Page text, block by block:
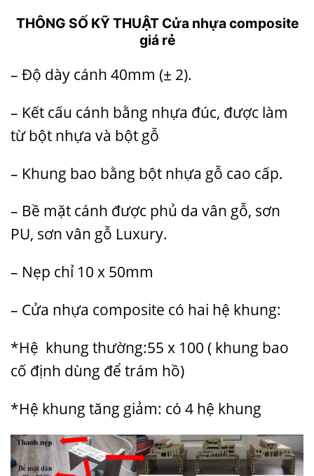
THÔNG SỐ KỸ THUẬT Cửa nhựa composite
giá rẻ
– Độ dày cánh 40mm (± 2).
– Kết cấu cánh bằng nhựa đúc, được làm
từ bột nhựa và bột gỗ
– Khung bao bằng bột nhựa gỗ cao cấp.
– Bề mặt cánh được phủ da vân gỗ, sơn
PU, sơn vân gỗ Luxury.
– Nẹp chỉ 10 x 50mm
– Cửa nhựa composite có hai hệ khung:
*Hệ khung thường:55 x 100 ( khung bao
cố định dùng để trám hồ)
*Hệ khung tăng giảm: có 4 hệ khung